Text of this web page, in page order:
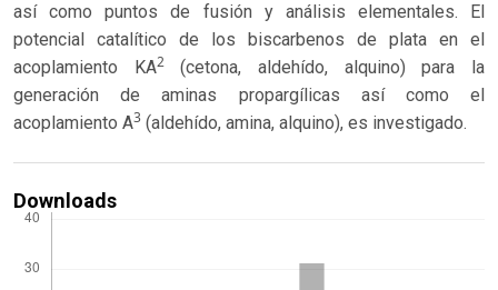
así como puntos de fusión y análisis elementales. El
potencial catalítico de los biscarbenos de plata en el
acoplamiento KA2(cetona, aldehído, alquino) para la
generación de aminas propargílicas así como el
acoplamiento A3 (aldehído, amina, alquino), es investigado.
Downloads